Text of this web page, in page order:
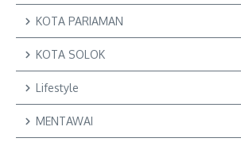
KOTA PARIAMAN
KOTA SOLOK
Lifestyle
MENTAWAI